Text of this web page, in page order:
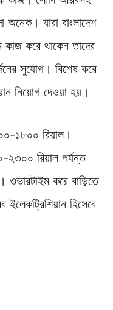
অনেক। যারা বাংলাদেশ
কাজ করে থাকেন তাদের
সুযোগ। বিশেষ করে
নিয়োগ দেওয়া হয়।
১৮০০ রিয়াল।
২৩০০ রিয়াল পর্যন্ত
ওভারটাইম করে বাড়িতে
হিসেবে